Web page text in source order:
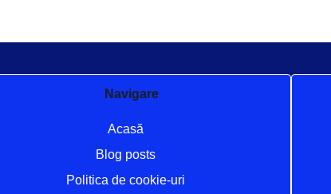
Navigare
Acasă
Blog posts
Politica de cookie-uri